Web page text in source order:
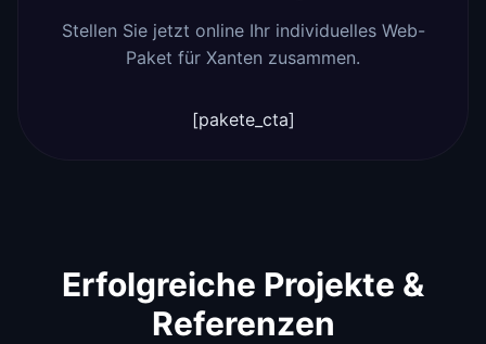
Stellen Sie jetzt online Ihr individuelles Web-
Paket für Xanten zusammen.
[pakete_cta]
Erfolgreiche Projekte &
Referenzen